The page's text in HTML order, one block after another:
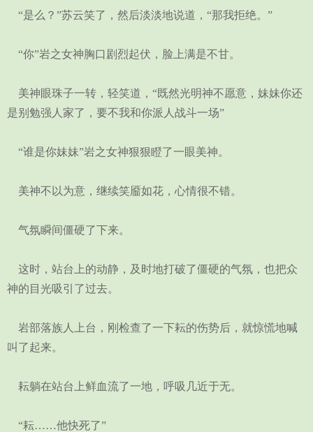
“是么？”苏云笑了，然后淡淡地说道，“那我拒绝。”
“你”岩之女神胸口剧烈起伏，脸上满是不甘。
美神眼珠子一转，轻笑道，“既然光明神不愿意，妹妹你还
是别勉强人家了，要不我和你派人战斗一场”
“谁是你妹妹”岩之女神狠狠瞪了一眼美神。
美神不以为意，继续笑靥如花，心情很不错。
气氛瞬间僵硬了下来。
这时，站台上的动静，及时地打破了僵硬的气氛，也把众
神的目光吸引了过去。
岩部落族人上台，刚检查了一下耘的伤势后，就惊慌地喊
叫了起来。
耘躺在站台上鲜血流了一地，呼吸几近于无。
“耘……他快死了”